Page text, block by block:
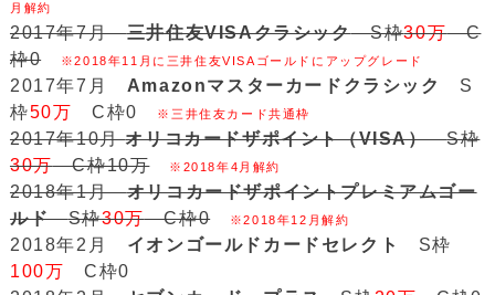
月解約
2017年7月三井住友VISAクラシックS枠30万C
枠0
※2018年11月に三井住友VISAゴールドにアップグレード
2017年7月 Amazonマスターカードクラシック
S
枠50万 C枠0 ※三井住友カード共通枠
2017年10月オリコカードザポイント（VISA）S枠
30万C枠10万 ※2018年4月解約
2018年1月オリコカードザポイントプレミアムゴー
ルドS枠30万C枠0 ※2018年12月解約
2018年2月 イオンゴールドカードセレクト
S枠
100万 C枠0